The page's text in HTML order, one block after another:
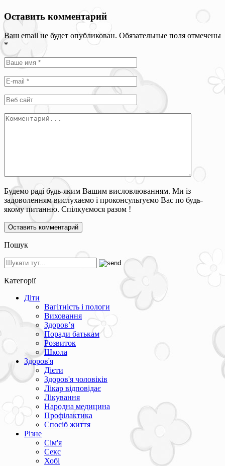
Оставить комментарий
Ваш email не будет опубликован. Обязательные поля отмечены
*
Будемо раді будь-яким Вашим висловлюванням. Ми із
задоволенням вислухаємо і проконсультуємо Вас по будь-
якому питанню. Спілкуємося разом !
Пошук
Категорії
Діти
Вагітність і пологи
Виховання
Здоров’я
Поради батькам
Розвиток
Школа
Здоров'я
Дієти
Здоров'я чоловіків
Лікар відповідає
Лікування
Народна медицина
Профілактика
Спосіб життя
Різне
Сім'я
Секс
Хобі